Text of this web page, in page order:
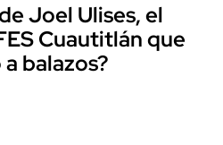
Joel Ulises, el
Cuautitlán que
balazos?